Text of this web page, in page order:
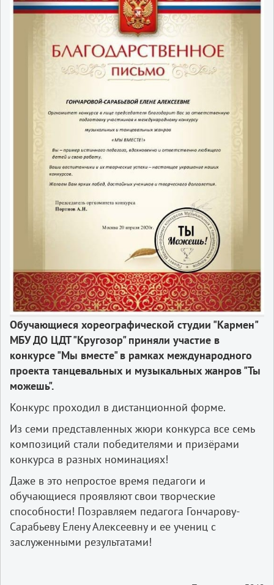
Обучающиеся хореографической студии "Кармен"
МБУ ДО ЦДТ "Кругозор" приняли участие в
конкурсе "Мы вместе" в рамках международного
проекта танцевальных и музыкальных жанров "Ты
можешь".
Конкурс проходил в дистанционной форме.
Из семи представленных жюри конкурса все семь
композиций стали победителями и призёрами
конкурса в разных номинациях!
Даже в это непростое время педагоги и
обучающиеся проявляют свои творческие
способности! Позравляем педагога Гончарову-
Сарабьеву Елену Алексеевну и ее учениц с
заслуженными результатами!